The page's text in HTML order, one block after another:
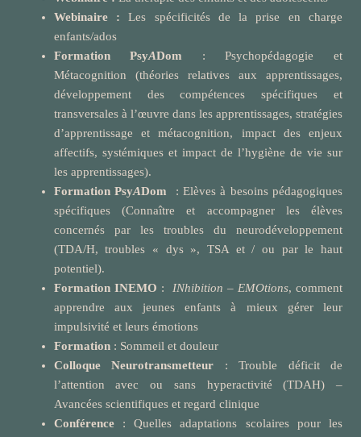
Webinaire :Les spécificités de la prise en charge
enfants/ados
Formation PsyADom : Psychopédagogie et
Métacognition (théories relatives aux apprentissages,
développement des compétences spécifiques et
transversales à l’œuvre dans les apprentissages, stratégies
d’apprentissage et métacognition, impact des enjeux
affectifs, systémiques et impact de l’hygiène de vie sur
les apprentissages).
Formation PsyADom : Elèves à besoins pédagogiques
spécifiques (Connaître et accompagner les élèves
concernés par les troubles du neurodéveloppement
(TDA/H, troubles « dys », TSA et / ou par le haut
potentiel).
Formation INEMO : INhibition – EMOtions, comment
apprendre aux jeunes enfants à mieux gérer leur
impulsivité et leurs émotions
Formation: Sommeil et douleur
Colloque Neurotransmetteur : Trouble déficit de
l’attention avec ou sans hyperactivité (TDAH) –
Avancées scientifiques et regard clinique
Conférence: Quelles adaptations scolaires pour les